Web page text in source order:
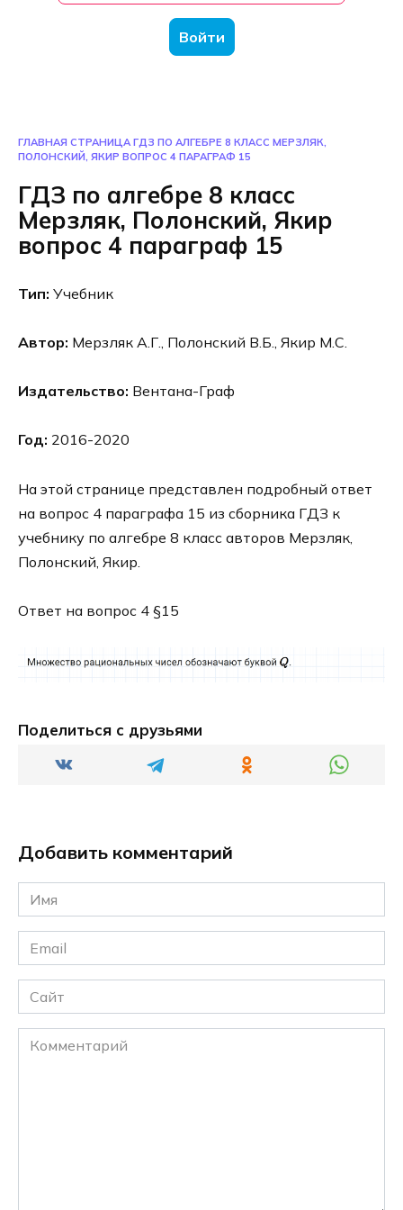
Войти
ГЛАВНАЯ СТРАНИЦА ГДЗ ПО АЛГЕБРЕ 8 КЛАСС МЕРЗЛЯК,
ПОЛОНСКИЙ, ЯКИР ВОПРОС 4 ПАРАГРАФ 15
ГДЗ по алгебре 8 класс
Мерзляк, Полонский, Якир
вопрос 4 параграф 15
Тип: Учебник
Автор: Мерзляк А.Г., Полонский В.Б., Якир М.С.
Издательство: Вентана-Граф
Год: 2016-2020
На этой странице представлен подробный ответ
на вопрос 4 параграфа 15 из сборника ГДЗ к
учебнику по алгебре 8 класс авторов Мерзляк,
Полонский, Якир.
Ответ на вопрос 4 §15
Поделиться с друзьями
Добавить комментарий
Имя
*
Email
*
Сайт
Комментарий